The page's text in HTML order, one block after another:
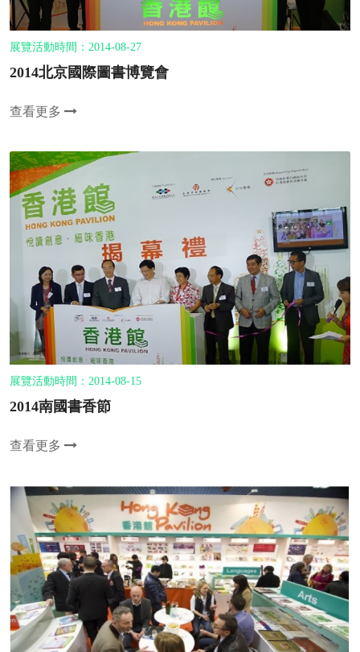
展覽活動時間：2014-08-27
2014北京國際圖書博覽會
查看更多
展覽活動時間：2014-08-15
2014南國書香節
查看更多